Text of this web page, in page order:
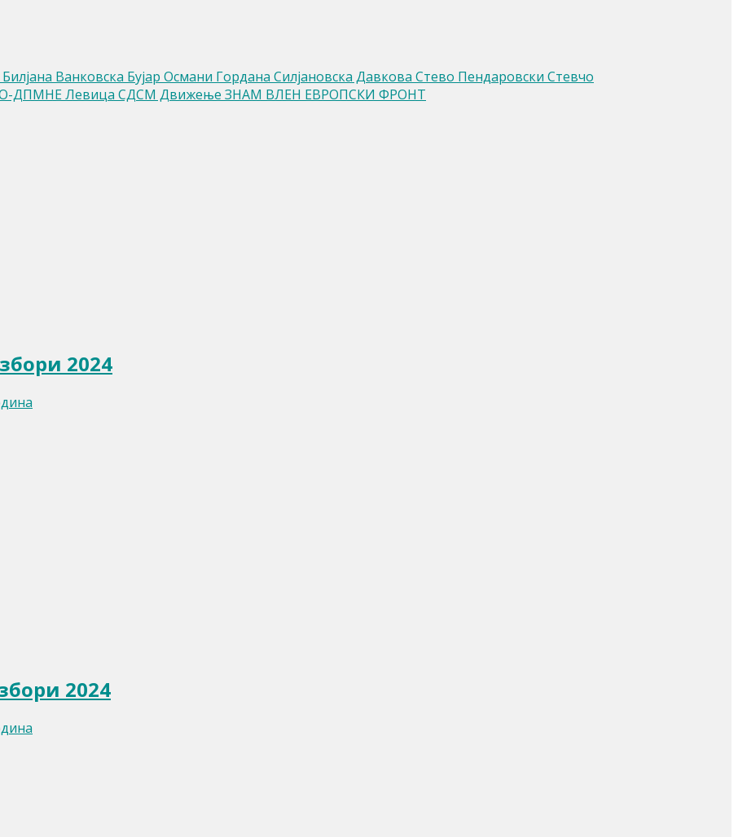
Ванковска Бујар Османи Гордана Силјановска Давкова Стево Пендаровски Стевчо
ДПМНЕ Левица СДСМ Движење ЗНАМ ВЛЕН ЕВРОПСКИ ФРОНТ
2024
2024